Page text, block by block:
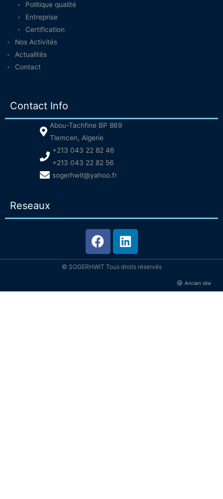
Politique qualité
Entreprise
Certification
Nos Activités
Actualités
Contact
Contact Info
Abou-Tachfine BP 869
Tlemcen, Algerie
+213 043 22 82 46
+213 043 22 82 56
sogerhwit@yahoo.fr
Reseaux
© SOGERHWIT Tous droits réservés
Ancien site